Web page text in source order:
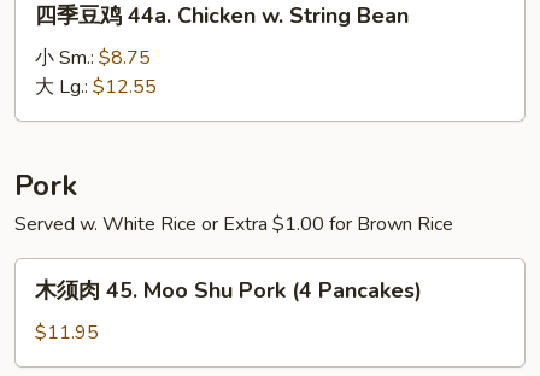
44a.
w.
String
Bean
四季豆鸡 44a. Chicken w. String Bean
小 Sm.: $8.75
大 Lg.: $12.55
Pork
Served w. White Rice or Extra $1.00 for Brown Rice
45.
木须肉 45. Moo Shu Pork (4 Pancakes)
$11.95